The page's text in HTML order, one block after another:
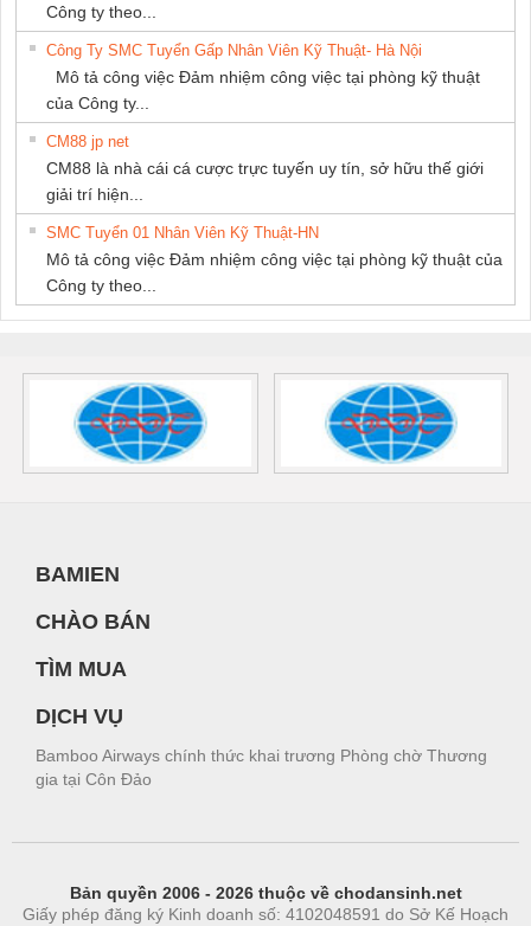
Công ty theo...
Công Ty SMC Tuyển Gấp Nhân Viên Kỹ Thuật- Hà Nội
Mô tả công việc Đảm nhiệm công việc tại phòng kỹ thuật
của Công ty...
CM88 jp net
CM88 là nhà cái cá cược trực tuyến uy tín, sở hữu thế giới
giải trí hiện...
SMC Tuyển 01 Nhân Viên Kỹ Thuật-HN
Mô tả công việc Đảm nhiệm công việc tại phòng kỹ thuật của
Công ty theo...
BAMIEN
CHÀO BÁN
TÌM MUA
DỊCH VỤ
Bamboo Airways chính thức khai trương Phòng chờ Thương
gia tại Côn Đảo
Bản quyền 2006 - 2026 thuộc về chodansinh.net
Giấy phép đăng ký Kinh doanh số: 4102048591 do Sở Kế Hoạch